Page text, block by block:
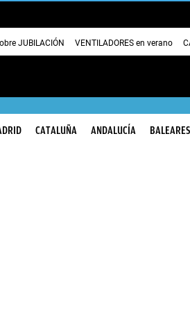
JUBILACIÓN VENTILADORES en verano
CATALUÑA ANDALUCÍA BALEARES